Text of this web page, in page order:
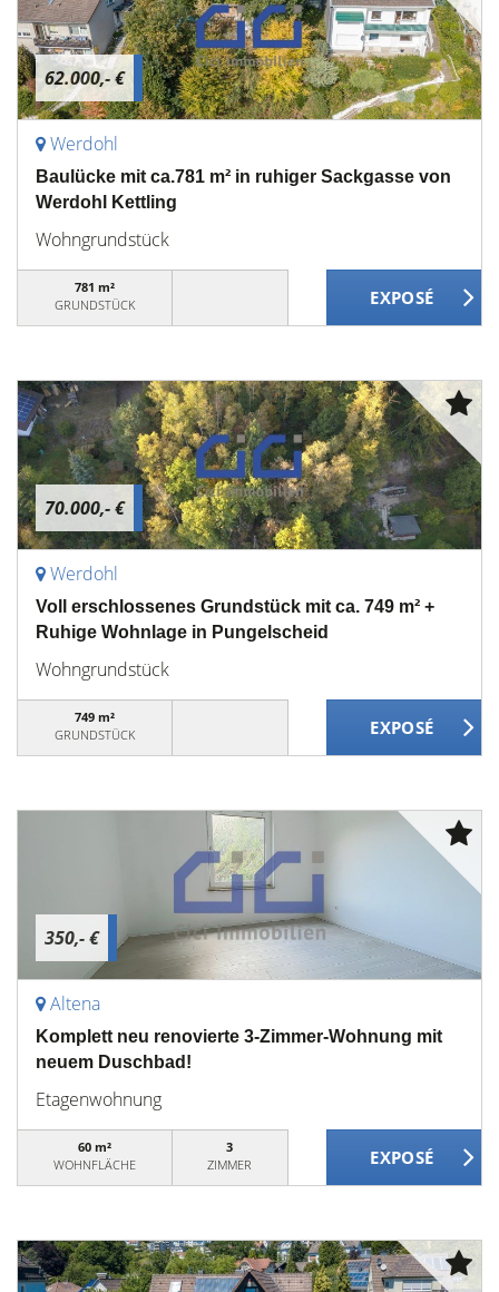
62.000,- €
Werdohl
Baulücke mit ca.781 m² in ruhiger Sackgasse von
Werdohl Kettling
Wohngrundstück
781 m²
GRUNDSTÜCK
70.000,- €
Werdohl
Voll erschlossenes Grundstück mit ca. 749 m² +
Ruhige Wohnlage in Pungelscheid
Wohngrundstück
749 m²
GRUNDSTÜCK
350,- €
Altena
Komplett neu renovierte 3-Zimmer-Wohnung mit
neuem Duschbad!
Etagenwohnung
60 m²
WOHNFLÄCHE
3
ZIMMER